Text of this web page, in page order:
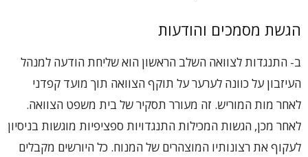
הגשת מסמכים והודעות
ב- התנגדות לצוואה השלב הראשון הוא שליחת הודעה למנהל
העיזבון על כוונה לערער על תוקף הצוואה תוך מועד קפדני
לאחר מות המוריש. זה מעורר תסקיר של בית משפט הצוואה.
לאחר מכן, הגשות המכילות התנגדויות ספציפיות מוגשות בניסיון
לעקוף את רצונותיו המוצהרים של המנוח. כל היורשים מקבלים